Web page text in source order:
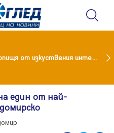
Лияна пропищя от изкуствения интелект
един от най-